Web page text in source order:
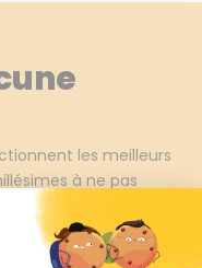
les meilleurs
à ne pas
!